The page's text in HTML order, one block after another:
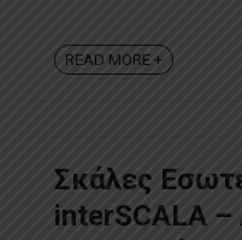
READ MORE +
Σκάλες
interSCALA –